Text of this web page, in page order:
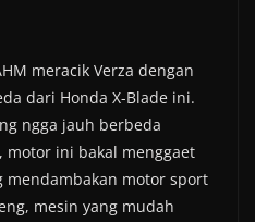
meracik Verza dengan
dari Honda X-Blade ini.
ngga jauh berbeda
motor ini bakal menggaet
mendambakan motor sport
mesin yang mudah